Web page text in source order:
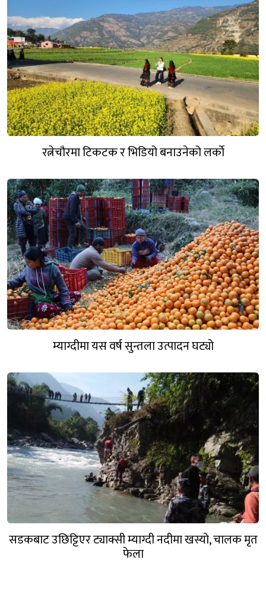
रत्नेचौरमा टिकटक र भिडियो बनाउनेको लर्काे
म्याग्दीमा यस वर्ष सुन्तला उत्पादन घट्यो
सडकबाट उछिट्टिएर ट्याक्सी म्याग्दी नदीमा खस्यो, चालक मृत
फेला